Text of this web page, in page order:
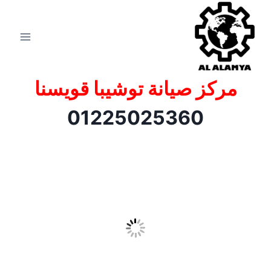
مركز صيانة توشيبا قويسنا
01225025360